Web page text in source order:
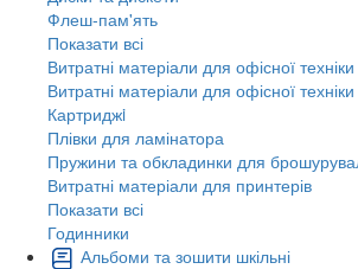
Флеш-пам'ять
Показати всі
Витратні матеріали для офісної техніки
Витратні матеріали для офісної техніки
Картриджi
Плівки для ламінатора
Пружини та обкладинки для
Витратні матеріали для принтерів
Показати всі
Годинники
Альбоми та зошити шкільні